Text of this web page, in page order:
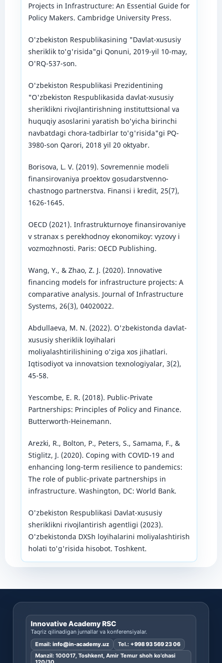
Projects in Infrastructure: An Essential Guide for
Policy Makers. Cambridge University Press.
O'zbekiston Respublikasining "Davlat-xususiy
sheriklik to'g'risida"gi Qonuni, 2019-yil 10-may,
O'RQ-537-son.
O'zbekiston Respublikasi Prezidentining
"O'zbekiston Respublikasida davlat-xususiy
sheriklikni rivojlantirishning instituttsional va
huquqiy asoslarini yaratish bo'yicha birinchi
navbatdagi chora-tadbirlar to'g'risida"gi PQ-
3980-son Qarori, 2018 yil 20 oktyabr.
Borisova, L. V. (2019). Sovremennie modeli
finansirovaniya proektov gosudarstvenno-
chastnogo partnerstva. Finansi i kredit, 25(7),
1626-1645.
OECD (2021). Infrastrukturnoye finansirovaniye
v stranax s perekhodnoy ekonomikoy: vyzovy i
vozmozhnosti. Paris: OECD Publishing.
Wang, Y., & Zhao, Z. J. (2020). Innovative
financing models for infrastructure projects: A
comparative analysis. Journal of Infrastructure
Systems, 26(3), 04020022.
Abdullaeva, M. N. (2022). O'zbekistonda davlat-
xususiy sheriklik loyihalari
moliyalashtirilishining o'ziga xos jihatlari.
Iqtisodiyot va innovatsion texnologiyalar, 3(2),
45-58.
Yescombe, E. R. (2018). Public-Private
Partnerships: Principles of Policy and Finance.
Butterworth-Heinemann.
Arezki, R., Bolton, P., Peters, S., Samama, F., &
Stiglitz, J. (2020). Coping with COVID-19 and
enhancing long-term resilience to pandemics:
The role of public-private partnerships in
infrastructure. Washington, DC: World Bank.
O'zbekiston Respublikasi Davlat-xususiy
sheriklikni rivojlantirish agentligi (2023).
O'zbekistonda DXSh loyihalarini moliyalashtirish
holati to'g'risida hisobot. Toshkent.
Innovative Academy RSC
Taqriz qilinadigan jurnallar va konferensiyalar.
Email: info@in-academy.uz Tel.: +998 93 569 23 06
Manzil: 100017, Toshkent, Amir Temur shoh ko’chasi